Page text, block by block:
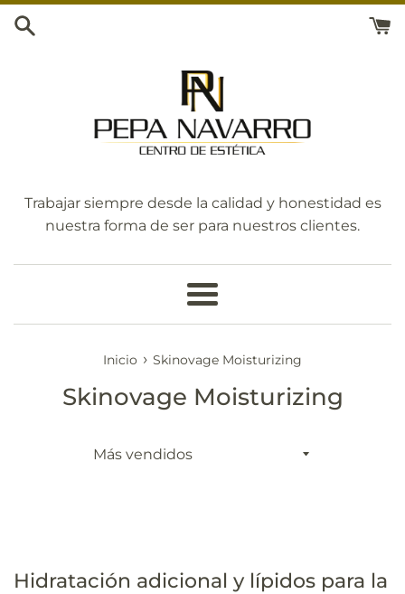
Ir
directamente
Trabajar siempre desde la calidad y honestidad es
nuestra forma de ser para nuestros clientes.
Más
Inicio › Skinovage Moisturizing
Skinovage Moisturizing
Ordenar
Hidratación adicional y lípidos para la